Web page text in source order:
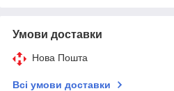
Умови доставки
Нова Пошта
Всі умови доставки